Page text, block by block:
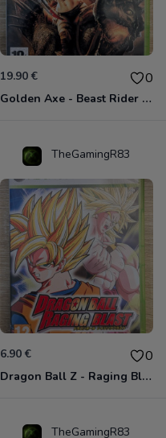
19.90 € 0
Golden Axe - Beast Rider Xbox 360
TheGamingR83
6.90 € 0
Dragon Ball Z - Raging Blast Xbox 360
TheGamingR83